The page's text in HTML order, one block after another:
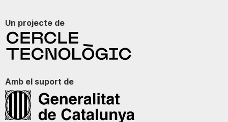
Un projecte de
Amb el suport de